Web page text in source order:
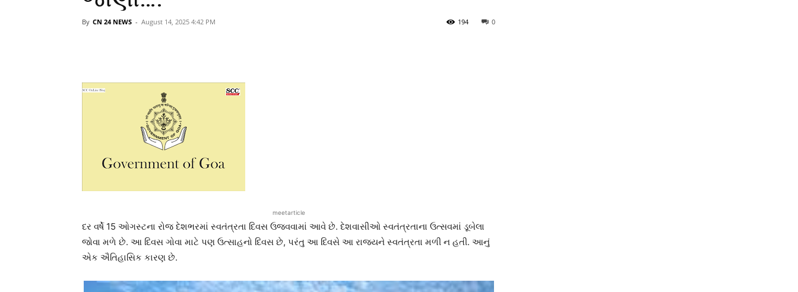
By CN 24 NEWS - August 14, 2025 4:42 PM 0
194
meetarticle
દર વર્ષે 15 ઓગસ્ટના રોજ દેશભરમાં સ્વતંત્રતા દિવસ ઉજવવામાં આવે છે. દેશવાસીઓ સ્વતંત્રતાના ઉત્સવમાં ડૂબેલા
જોવા મળે છે. આ દિવસ ગોવા માટે પણ ઉત્સાહનો દિવસ છે, પરંતુ આ દિવસે આ રાજ્યને સ્વતંત્રતા મળી ન હતી. આનું
એક ઐતિહાસિક કારણ છે.